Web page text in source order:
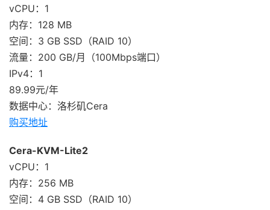
vCPU：1
内存：128 MB
空间：3 GB SSD（RAID 10）
流量：200 GB/月（100Mbps端口）
IPv4：1
89.99元/年
数据中心：洛杉矶Cera
购买地址
Cera-KVM-Lite2
vCPU：1
内存：256 MB
空间：4 GB SSD（RAID 10）